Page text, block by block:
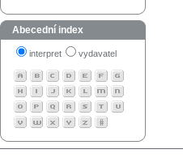
Abecední index
interpret vydavatel